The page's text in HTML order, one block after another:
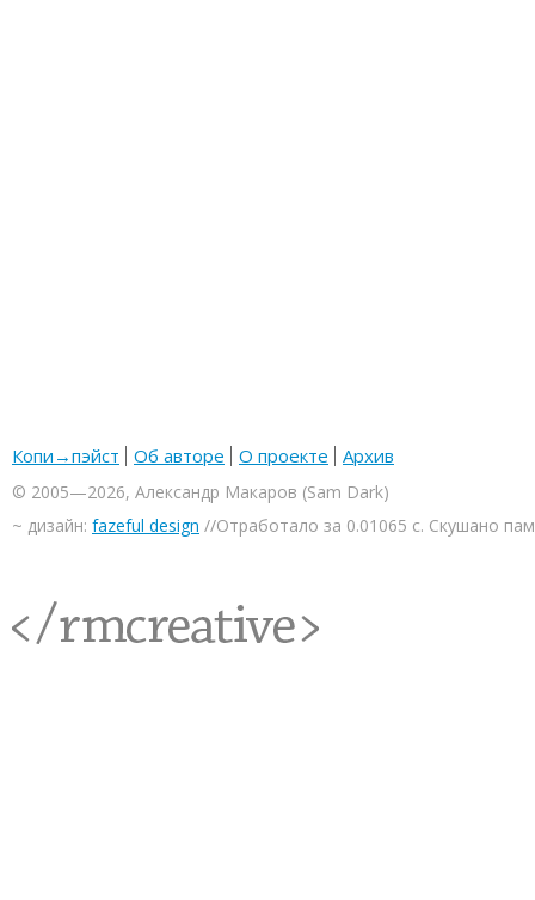
Копи→пэйст Об авторе О проекте Архив
© 2005—2026, Александр Макаров (Sam Dark)
~ дизайн: fazeful design //Отработало за 0.01065 с. Скушано
<rmcreative/>